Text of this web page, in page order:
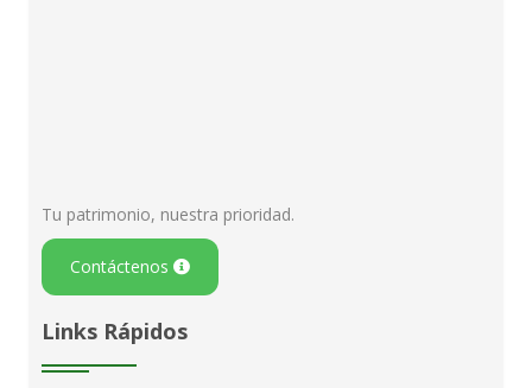
Tu patrimonio, nuestra prioridad.
Contáctenos
Links Rápidos